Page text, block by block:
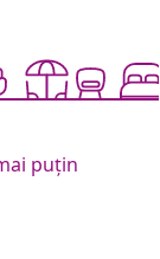
puțin